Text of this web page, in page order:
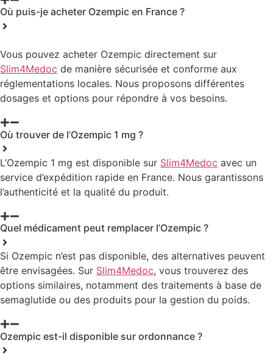
Où puis-je acheter Ozempic en France ?
Vous pouvez acheter Ozempic directement sur
Slim4Medoc de manière sécurisée et conforme aux
réglementations locales. Nous proposons différentes
dosages et options pour répondre à vos besoins.
Où trouver de l’Ozempic 1 mg ?
L’Ozempic 1 mg est disponible sur Slim4Medoc avec un
service d’expédition rapide en France. Nous garantissons
l’authenticité et la qualité du produit.
Quel médicament peut remplacer l’Ozempic ?
Si Ozempic n’est pas disponible, des alternatives peuvent
être envisagées. Sur Slim4Medoc, vous trouverez des
options similaires, notamment des traitements à base de
semaglutide ou des produits pour la gestion du poids.
Ozempic est-il disponible sur ordonnance ?